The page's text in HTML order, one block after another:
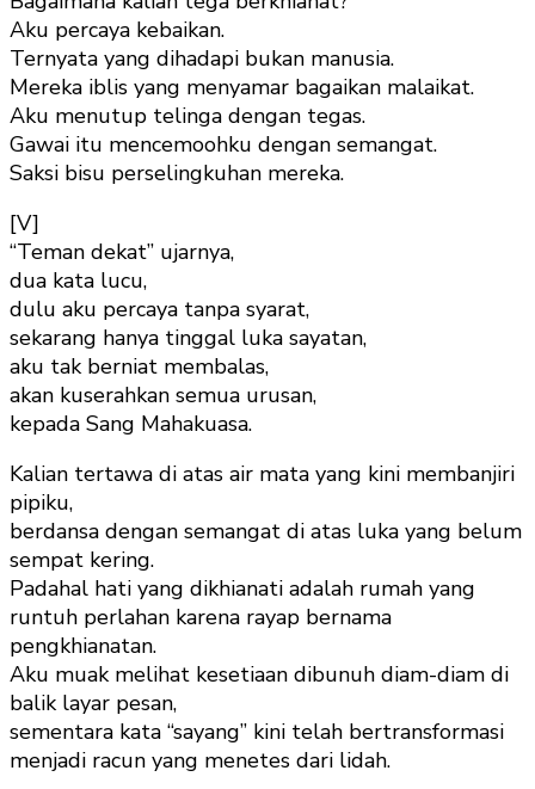
Aku percaya kebaikan.
Ternyata yang dihadapi bukan manusia.
Mereka iblis yang menyamar bagaikan malaikat.
Aku menutup telinga dengan tegas.
Gawai itu mencemoohku dengan semangat.
Saksi bisu perselingkuhan mereka.
[V]
“Teman dekat” ujarnya,
dua kata lucu,
dulu aku percaya tanpa syarat,
sekarang hanya tinggal luka sayatan,
aku tak berniat membalas,
akan kuserahkan semua urusan,
kepada Sang Mahakuasa.
Kalian tertawa di atas air mata yang kini membanjiri
pipiku,
berdansa dengan semangat di atas luka yang belum
sempat kering.
Padahal hati yang dikhianati adalah rumah yang
runtuh perlahan karena rayap bernama
pengkhianatan.
Aku muak melihat kesetiaan dibunuh diam-diam di
balik layar pesan,
sementara kata “sayang” kini telah bertransformasi
menjadi racun yang menetes dari lidah.